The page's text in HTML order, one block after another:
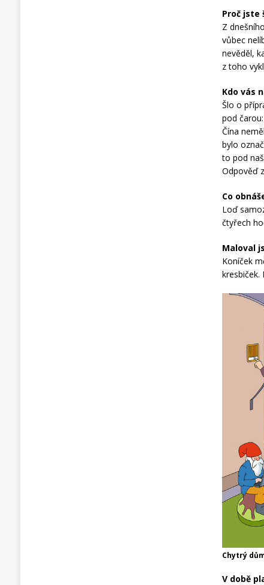
Proč jste
Z
vůbec
nevěděl,
z toho
Kdo vás
Šlo o
pod
Čína
bylo
to pod
Odpověď
Co
Loď
čtyřech
Maloval
Koníček
kresbiček.
Chytrý
V době